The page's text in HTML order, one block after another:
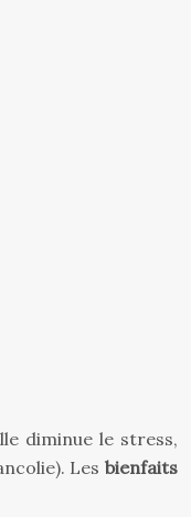
diminue le stress,
Les bienfaits